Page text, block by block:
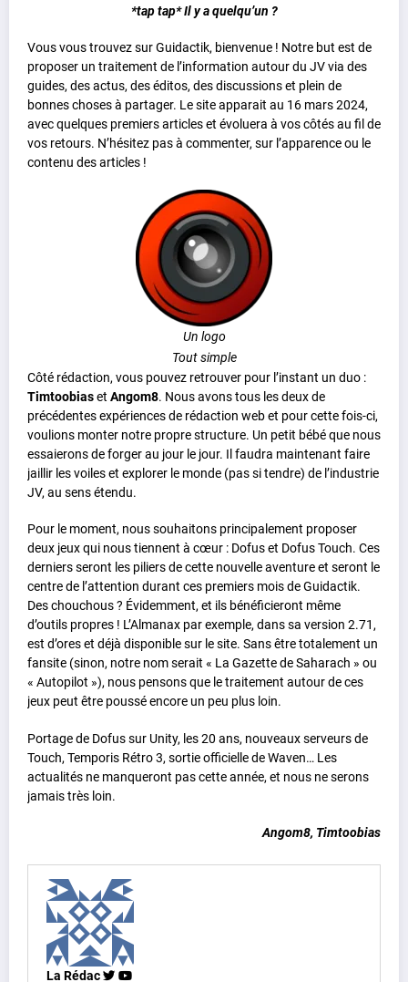
*tap tap* Il y a quelqu’un ?
Vous vous trouvez sur Guidactik, bienvenue ! Notre but est de
proposer un traitement de l’information autour du JV via des
guides, des actus, des éditos, des discussions et plein de
bonnes choses à partager. Le site apparait au 16 mars 2024,
avec quelques premiers articles et évoluera à vos côtés au fil de
vos retours. N’hésitez pas à commenter, sur l’apparence ou le
contenu des articles !
Un logo
Tout simple
Côté rédaction, vous pouvez retrouver pour l’instant un duo :
Timtoobiaset Angom8. Nous avons tous les deux de
précédentes expériences de rédaction web et pour cette fois-ci,
voulions monter notre propre structure. Un petit bébé que nous
essaierons de forger au jour le jour. Il faudra maintenant faire
jaillir les voiles et explorer le monde (pas si tendre) de l’industrie
JV, au sens étendu.
Pour le moment, nous souhaitons principalement proposer
deux jeux qui nous tiennent à cœur : Dofus et Dofus Touch. Ces
derniers seront les piliers de cette nouvelle aventure et seront le
centre de l’attention durant ces premiers mois de Guidactik.
Des chouchous ? Évidemment, et ils bénéficieront même
d’outils propres ! L’Almanax par exemple, dans sa version 2.71,
est d’ores et déjà disponible sur le site. Sans être totalement un
fansite (sinon, notre nom serait « La Gazette de Saharach » ou
« Autopilot »), nous pensons que le traitement autour de ces
jeux peut être poussé encore un peu plus loin.
Portage de Dofus sur Unity, les 20 ans, nouveaux serveurs de
Touch, Temporis Rétro 3, sortie officielle de Waven… Les
actualités ne manqueront pas cette année, et nous ne serons
jamais très loin.
Angom8, Timtoobias
La Rédac